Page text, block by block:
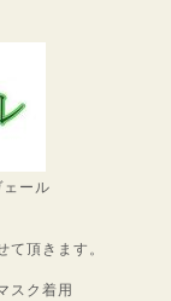
ール
頂きます。
スク着用